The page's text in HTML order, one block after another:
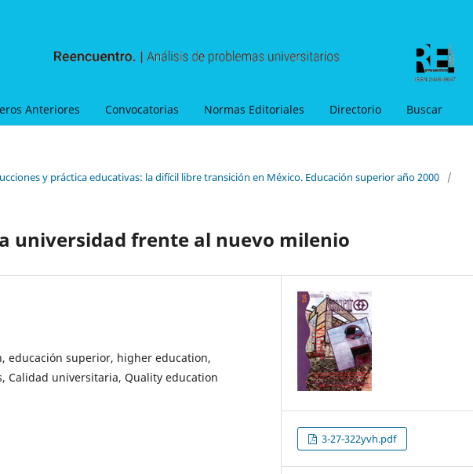
Anteriores Convocatorias Normas Editoriales Directorio Buscar
y práctica educativas: la difícil libre transición en México. Educación superior año 2000
/
universidad frente al nuevo milenio
educación superior, higher education,
Calidad universitaria, Quality education
3-27-322yvh.pdf